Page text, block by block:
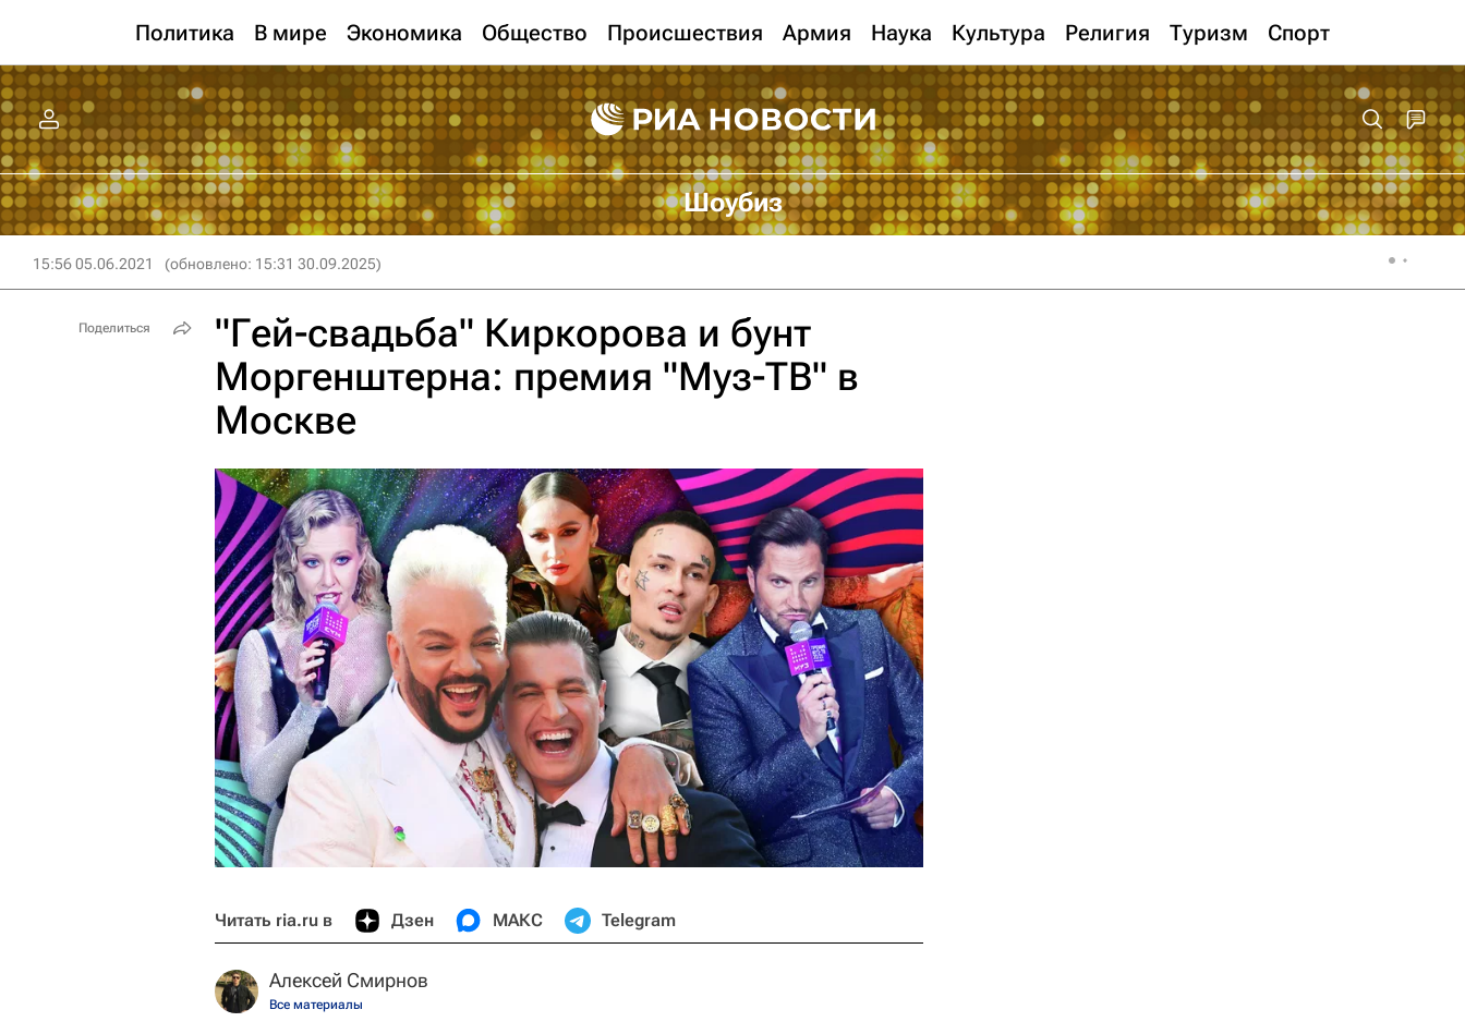
Политика В мире Экономика Общество Происшествия Армия Наука Культура Религия Туризм Спорт
Шоубиз
15:56 05.06.2021 (обновлено: 15:31 30.09.2025)
"Гей-свадьба" Киркорова и бунт
Моргенштерна: премия "Муз-ТВ" в
Москве
Читать ria.ru в Дзен МАКС Telegram
Алексей Смирнов
Все материалы
Поделиться